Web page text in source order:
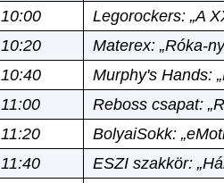
10:00
Legorockers: „A
10:20
Materex: „Róka-
10:40
Murphy's Hands:
11:00
Reboss csapat:
11:20
BolyaiSokk:
11:40
ESZI szakkör: